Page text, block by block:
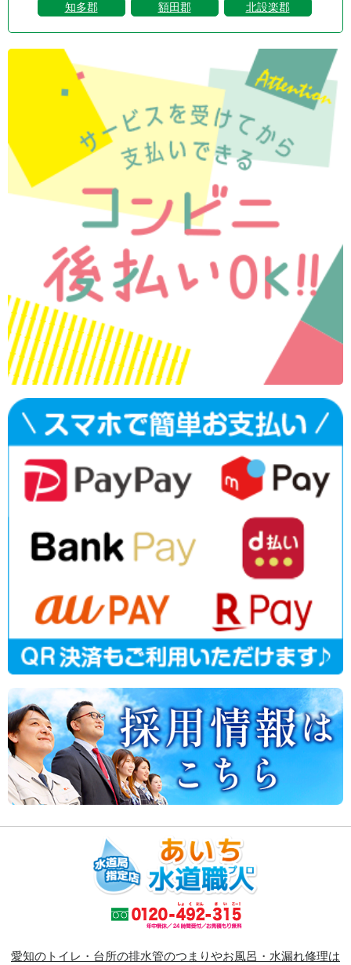
知多郡
額田郡 北設楽郡
愛知のトイレ・台所の排水管のつまりやお風呂・水漏れ修理は